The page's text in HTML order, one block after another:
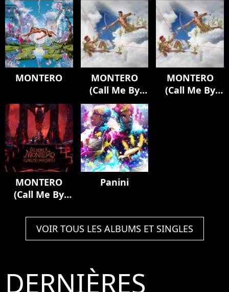
MONTERO
MONTERO
(Call Me By
Your Name)
MONTERO
(Call Me By
MONTERO
(Call Me By
Panini
VOIR TOUS LES ALBUMS ET SINGLES
DERNIÈRES